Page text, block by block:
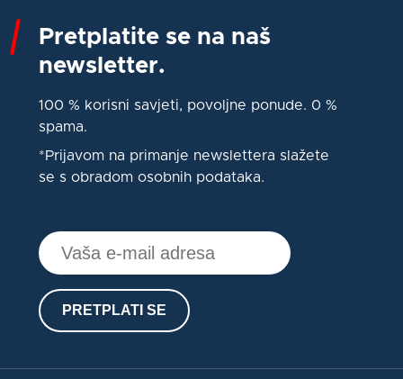
Pretplatite se na naš
newsletter.
100 % korisni savjeti, povoljne ponude. 0 %
spama.
*Prijavom na primanje newslettera slažete
se s obradom osobnih podataka.
PRETPLATI SE